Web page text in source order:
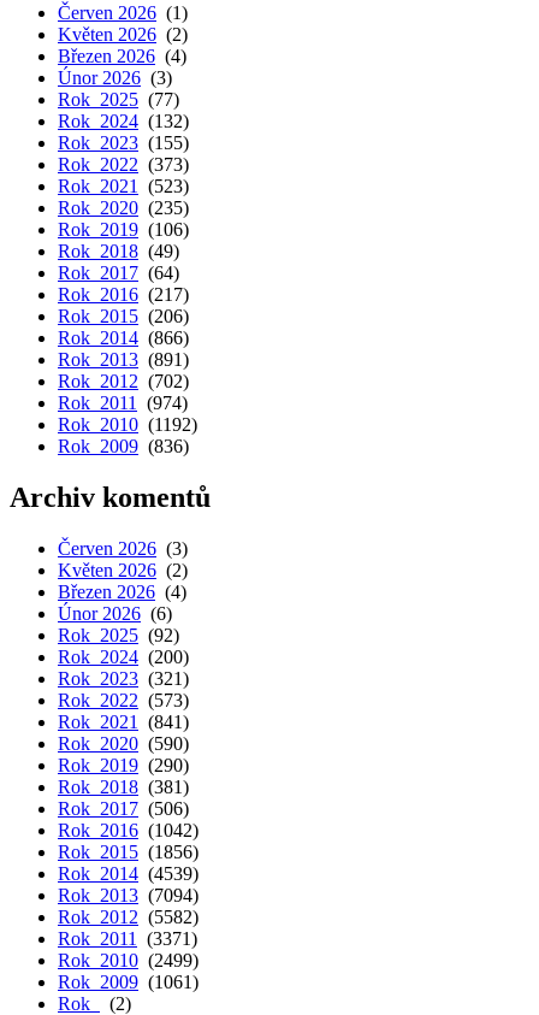
Červen 2026 (1)
Květen 2026 (2)
Březen 2026 (4)
Únor 2026 (3)
Rok 2025 (77)
Rok 2024 (132)
Rok 2023 (155)
Rok 2022 (373)
Rok 2021
(523)
Rok 2020 (235)
Rok 2019 (106)
Rok 2018 (49)
Rok 2017 (64)
Rok 2016 (217)
Rok 2015 (206)
Rok 2014 (866)
Rok 2013 (891)
Rok 2012 (702)
Rok 2011
(974)
Rok 2010 (1192)
Rok 2009 (836)
Archiv komentů
Červen 2026 (3)
Květen 2026 (2)
Březen 2026 (4)
Únor 2026 (6)
Rok 2025 (92)
Rok 2024 (200)
Rok 2023 (321)
Rok 2022 (573)
Rok 2021
(841)
Rok 2020 (590)
Rok 2019 (290)
Rok 2018 (381)
Rok 2017 (506)
Rok 2016 (1042)
Rok 2015 (1856)
Rok 2014 (4539)
Rok 2013 (7094)
Rok 2012 (5582)
Rok 2011
(3371)
Rok 2010 (2499)
Rok 2009 (1061)
Rok
(2)